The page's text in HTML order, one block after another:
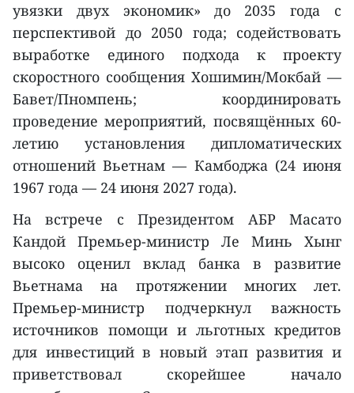
увязки двух экономик» до 2035 года с
перспективой до 2050 года; содействовать
выработке единого подхода к проекту
скоростного сообщения Хошимин/Мокбай —
Бавет/Пномпень; координировать
проведение мероприятий, посвящённых 60-
летию установления дипломатических
отношений Вьетнам — Камбоджа (24 июня
1967 года — 24 июня 2027 года).
На встрече с Президентом АБР Масато
Кандой Премьер-министр Ле Минь Хынг
высоко оценил вклад банка в развитие
Вьетнама на протяжении многих лет.
Премьер-министр подчеркнул важность
источников помощи и льготных кредитов
для инвестиций в новый этап развития и
приветствовал скорейшее начало